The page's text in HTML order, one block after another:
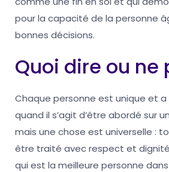
pour la capacité de la personne
bonnes décisions.
Quoi dire ou ne
Chaque personne est unique et
quand il s’agit d’être abordé sur
mais une chose est universelle :
être traité avec respect et
qui est la meilleure personne